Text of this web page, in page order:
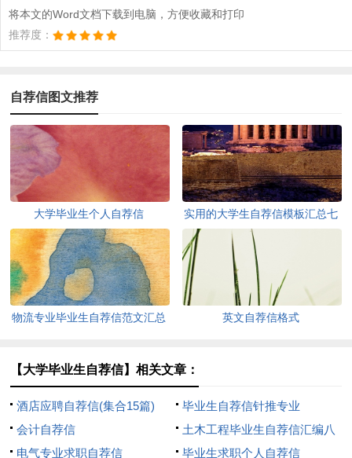
将本文的Word文档下载到电脑，方便收藏和打印
推荐度：
自荐信图文推荐
大学毕业生个人自荐信
实用的大学生自荐信模板汇总七
物流专业毕业生自荐信范文汇总
英文自荐信格式
【大学毕业生自荐信】相关文章：
酒店应聘自荐信(集合15篇)
毕业生自荐信针推专业
会计自荐信
土木工程毕业生自荐信汇编八
篇
电气专业求职自荐信 毕业生求职个人自荐信